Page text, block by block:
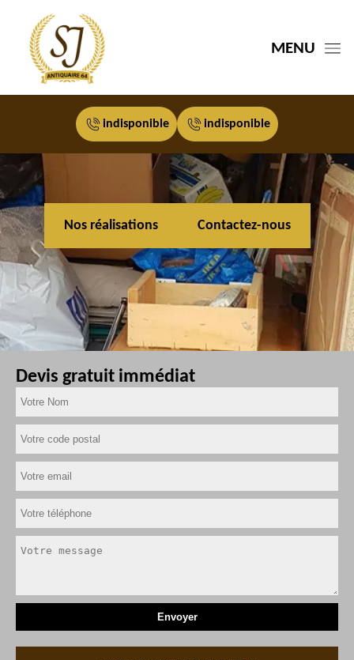
MENU
indisponible indisponible
Nos réalisations Contactez-nous
Devis gratuit immédiat